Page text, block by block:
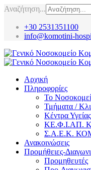
Αναζήτηση...
+30 2531351100
info@komotini-
Αρχική
Πληροφορίες
Το
Τμήματα /
Κέντρα
ΚΕ.Φ.Ι.ΑΠ.
Σ.Α.Ε.Κ.
Ανακοινώσεις
Προμήθειες-
Προμηθευτές